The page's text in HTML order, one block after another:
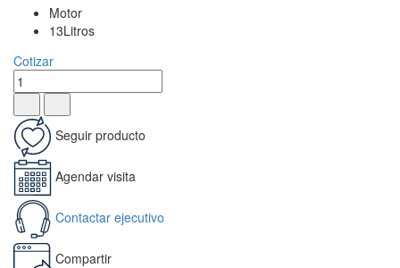
Motor
13Litros
Cotizar
Seguir producto
Agendar visita
Contactar ejecutivo
Compartir